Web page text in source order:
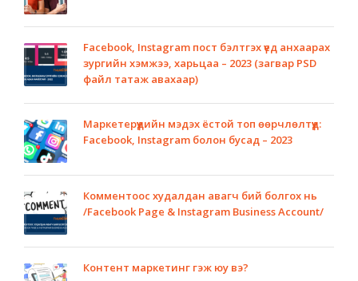
Facebook, Instagram пост бэлтгэх үед анхаарах
зургийн хэмжээ, харьцаа – 2023 (загвар PSD
файл татаж авахаар)
Маркетерүүдийн мэдэх ёстой топ өөрчлөлтүүд:
Facebook, Instagram болон бусад – 2023
Комментоос худалдан авагч бий болгох нь
/Facebook Page & Instagram Business Account/
Контент маркетинг гэж юу вэ?